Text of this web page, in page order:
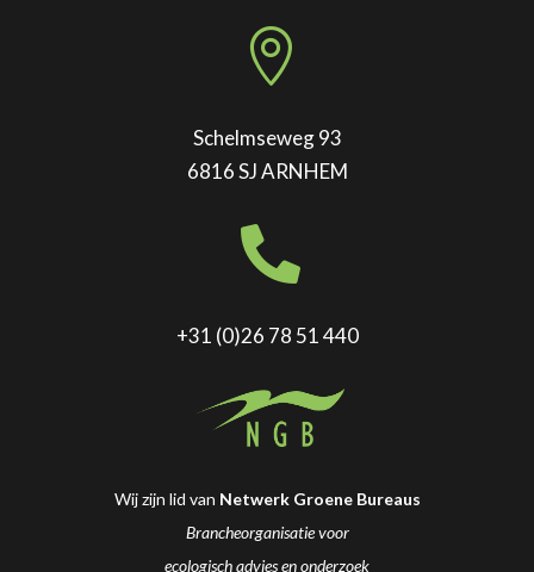

Schelmseweg 93
6816 SJ ARNHEM

+31 (0)26 78 51 440
Wij zijn lid van Netwerk Groene Bureaus
Brancheorganisatie voor
ecologisch advies en onderzoek